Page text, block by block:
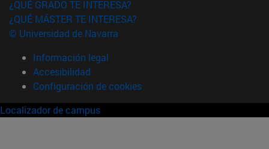
¿QUÉ GRADO TE INTERESA?
¿QUÉ MÁSTER TE INTERESA?
© Universidad de Navarra
Información legal
Accesibilidad
Configuración de cookies
Localizador de campus